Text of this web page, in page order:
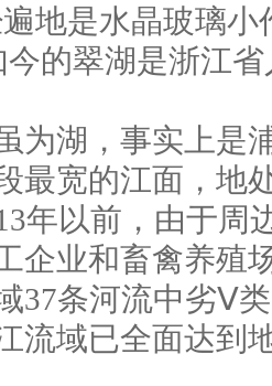
地是水晶玻璃
的翠湖是浙江
湖，事实上是
最宽的江面，地
年以前，由于周
企业和畜禽养殖
37条河流中劣Ⅴ
流域已全面达到